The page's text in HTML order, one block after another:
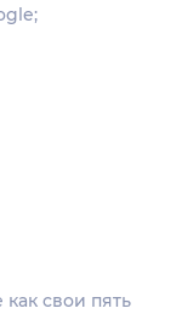
свои пять